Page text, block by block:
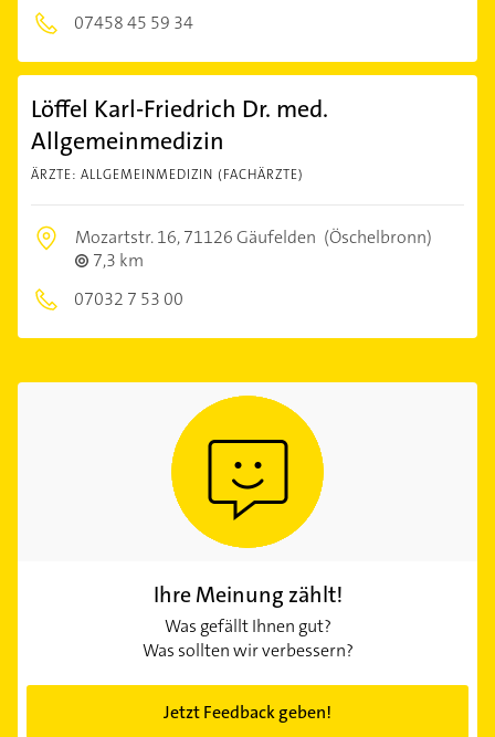
07458 45 59 34
Löffel Karl-Friedrich Dr. med.
Allgemeinmedizin
ÄRZTE: ALLGEMEINMEDIZIN (FACHÄRZTE)
Mozartstr. 16,71126 Gäufelden (Öschelbronn)
7,3 km
07032 7 53 00
Ihre Meinung zählt!
Was gefällt Ihnen gut?
Was sollten wir verbessern?
Jetzt Feedback geben!